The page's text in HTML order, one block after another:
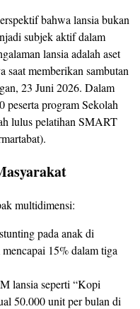
bahwa lansia bukan
subjek aktif dalam
lansia adalah aset
saat memberikan sambutan
23 Juni 2026. Dalam
peserta program Sekolah
lulus pelatihan SMART
multidimensi:
pada anak di
15% dalam tiga
lansia seperti “Kopi
50.000 unit per bulan di